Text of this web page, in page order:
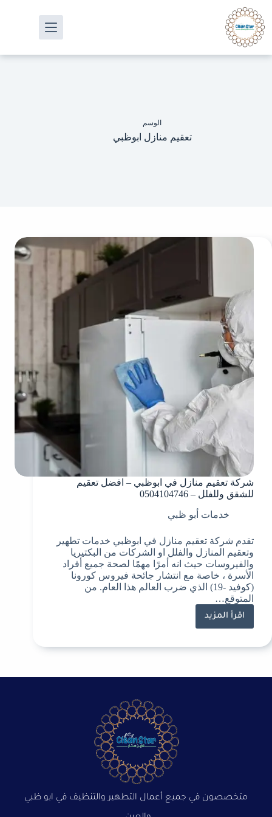
الوسم
تعقيم منازل ابوظبي
شركة تعقيم منازل في ابوظبي – افضل تعقيم
للشقق وللفلل – 0504104746
خدمات أبو ظبي
تقدم شركة تعقيم منازل في ابوظبي خدمات تطهير
وتعقيم المنازل والفلل او الشركات من البكتيريا
والفيروسات حيث انه أمرًا مهمًا لصحة جميع أفراد
الأسرة ، خاصة مع انتشار جائحة فيروس كورونا
(كوفيد -19) الذي ضرب العالم هذا العام. من
المتوقع…
اقرأ المزيد
متخصصون في جميع أعمال التطهير والتنظيف في ابو ظبي